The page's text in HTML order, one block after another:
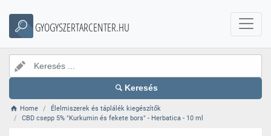
GYOGYSZERTARCENTER.HU
Keresés
Home
Élelmiszerek és táplálék kiegészítők
CBD csepp 5% "Kurkumin és fekete bors" - Herbatica - 10 ml